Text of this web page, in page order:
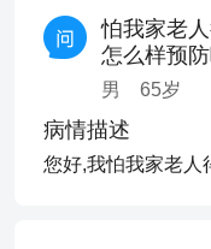
怕我家老
怎么样预防
男 65岁
病情描述
您好,我怕我家老人